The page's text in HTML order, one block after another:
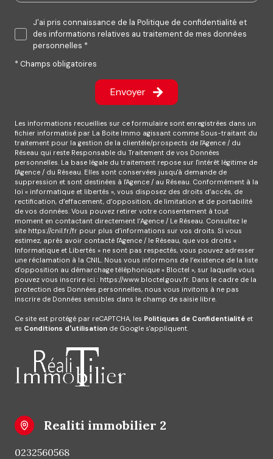
J'ai pris connaissance de la Politique de confidentialité et
des informations relatives au traitement de mes données
personnelles *
* Champs obligatoires
Envoyer
Les informations recueillies sur ce formulaire sont enregistrées dans un
fichier informatisé par La Boite Immo agissant comme Sous-traitant du
traitement pour la gestion de la clientèle/prospects de l'Agence / du
Réseau qui reste Responsable du Traitement de vos Données
personnelles. La base légale du traitement repose sur l'intérêt légitime de
l'Agence / du Réseau. Elles sont conservées jusqu'à demande de
suppression et sont destinées à l'Agence / au Réseau. Conformément à la
loi « informatique et libertés », vous disposez des droits d’accès, de
rectification, d’effacement, d’opposition, de limitation et de portabilité
de vos données. Vous pouvez retirer votre consentement à tout
moment en contactant directement l’Agence / Le Réseau. Consultez le
site https://cnil.fr/fr pour plus d’informations sur vos droits. Si vous
estimez, après avoir contacté l'Agence / le Réseau, que vos droits «
Informatique et Libertés » ne sont pas respectés, vous pouvez adresser
une réclamation à la CNIL. Nous vous informons de l’existence de la liste
d'opposition au démarchage téléphonique « Bloctel », sur laquelle vous
pouvez vous inscrire ici : https://www.bloctel.gouv.fr. Dans le cadre de la
protection des Données personnelles, nous vous invitons à ne pas
inscrire de Données sensibles dans le champ de saisie libre.
Ce site est protégé par reCAPTCHA, les Politiques de Confidentialité et
es Conditions d'utilisation de Google s'appliquent.
realiti immobilier 2
0232560568